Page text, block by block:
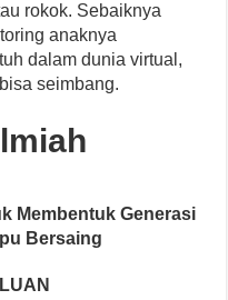
rokok. Sebaiknya
anaknya
dalam dunia virtual,
seimbang.
Membentuk Generasi
Bersaing